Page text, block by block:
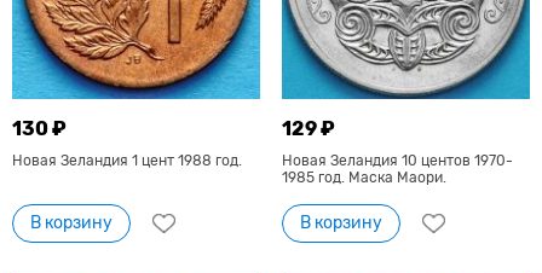
130 ₽
Новая Зеландия 1 цент 1988 год.
В корзину
129 ₽
Новая Зеландия 10 центов 1970-
1985 год. Маска Маори.
В корзину